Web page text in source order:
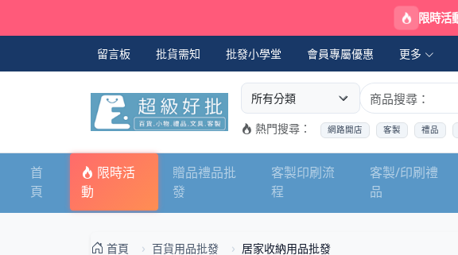
限時活
留言板 批貨需知 批發小學堂 會員專屬優惠 更多
選擇商品分類
搜尋商品關鍵字
熱門搜尋： 網路開店 客製 禮品
首
頁
限時活
動
贈品禮品批
發
客製印刷流
程
客製/印刷禮
品
首頁 百貨用品批發 居家收納用品批發